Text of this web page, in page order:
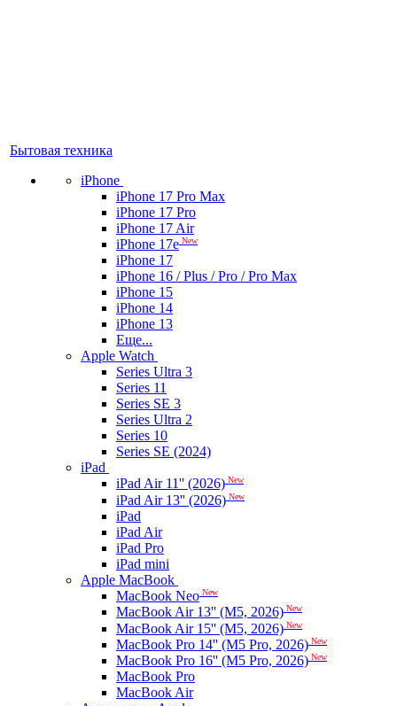
Бытовая техника
iPhone
iPhone 17 Pro Max
iPhone 17 Pro
iPhone 17 Air
iPhone 17e New
iPhone 17
iPhone 16 / Plus / Pro / Pro Max
iPhone 15
iPhone 14
iPhone 13
Еще...
Apple Watch
Series Ultra 3
Series 11
Series SE 3
Series Ultra 2
Series 10
Series SE (2024)
iPad
iPad Air 11'' (2026) New
iPad Air 13'' (2026) New
iPad
iPad Air
iPad Pro
iPad mini
Apple MacBook
MacBook Neo New
MacBook Air 13'' (M5, 2026) New
MacBook Air 15'' (M5, 2026) New
MacBook Pro 14'' (M5 Pro, 2026) New
MacBook Pro 16'' (M5 Pro, 2026) New
MacBook Pro
MacBook Air